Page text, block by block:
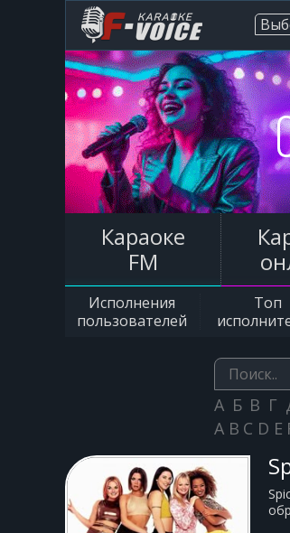
Караоке
FM
Исполнения
пользователей
Топ
А Б В Г
A B C D E